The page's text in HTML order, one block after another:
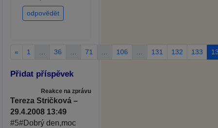
odpovědět
« 1 … 36 … 71 … 106 … 131 132 133
Přidat příspěvek
Reakce na zprávu
Tereza Stričková –
29.4.2008 13:49
#5#Dobrý den,moc